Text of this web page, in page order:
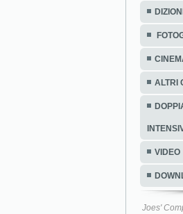
ALTRI
VIDEO
Joes'